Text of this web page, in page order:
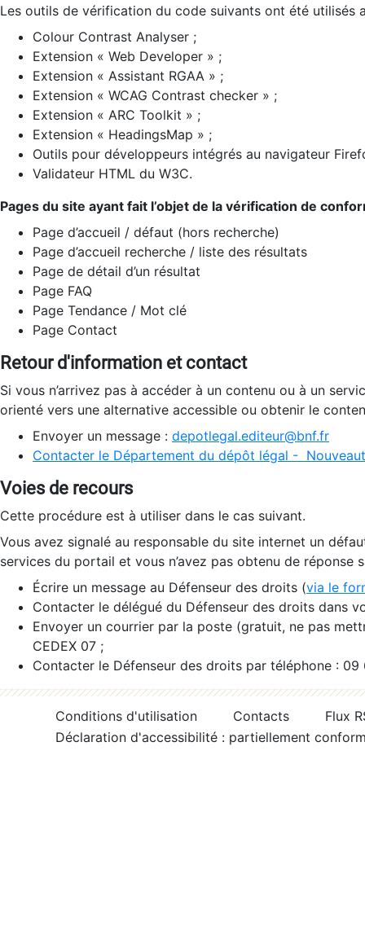
Les outils de vérification du code suivants ont été utilisés
Colour Contrast Analyser ;
Extension « Web Developer » ;
Extension « Assistant RGAA » ;
Extension « WCAG Contrast checker » ;
Extension « ARC Toolkit » ;
Extension « HeadingsMap » ;
Outils pour développeurs intégrés au navigateur
Validateur HTML du W3C.
Pages du site ayant fait l’objet de la vérification de
Page d’accueil / défaut (hors recherche)
Page d’accueil recherche / liste des résultats
Page de détail d’un résultat
Page FAQ
Page Tendance / Mot clé
Page Contact
Retour d'information et contact
Si vous n’arrivez pas à accéder à un contenu ou à un
orienté vers une alternative accessible ou obtenir le
Envoyer un message : depotlegal.editeur@bnf.fr
Contacter le Département du dépôt légal -
Voies de recours
Cette procédure est à utiliser dans le cas suivant.
Vous avez signalé au responsable du site internet un
services du portail et vous n’avez pas obtenu de réponse
Écrire un message au Défenseur des droits (via le
Contacter le délégué du Défenseur des droits dans
Envoyer un courrier par la poste (gratuit, ne pas
CEDEX 07 ;
Contacter le Défenseur des droits par téléphone :
Conditions d'utilisation Contacts
Flux
Déclaration d'accessibilité : partiellement